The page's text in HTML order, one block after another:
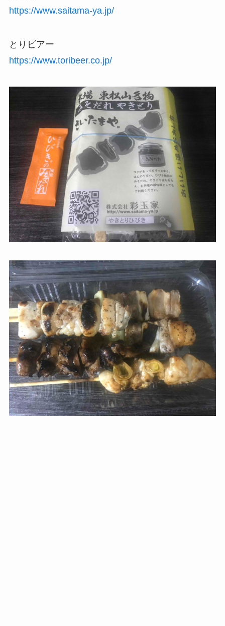
https://www.saitama-ya.jp/
とりビアー
https://www.toribeer.co.jp/